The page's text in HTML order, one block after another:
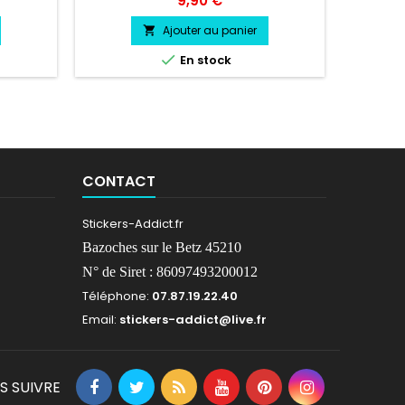
a
de
facile
 Ajouter au panier
 En stock
CONTACT
Stickers-Addict.fr
Bazoches sur le Betz 45210
N° de Siret : 86097493200012
Téléphone: 07.87.19.22.40
Email: stickers-addict@live.fr
SUIVRE